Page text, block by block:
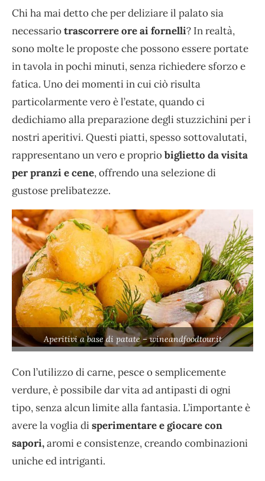
Chi ha mai detto che per deliziare il palato sia
necessariotrascorrere ore ai fornelli? In realtà,
sono molte le proposte che possono essere portate
in tavola in pochi minuti, senza richiedere sforzo e
fatica. Uno dei momenti in cui ciò risulta
particolarmente vero è l’estate, quando ci
dedichiamo alla preparazione degli stuzzichini per i
nostri aperitivi. Questi piatti, spesso sottovalutati,
rappresentano un vero e propriobiglietto da visita
per pranzi e cene, offrendo una selezione di
gustose prelibatezze.
Aperitivi a base di patate – wineandfoodtour.it
Con l’utilizzo di carne, pesce o semplicemente
verdure, è possibile dar vita ad antipasti di ogni
tipo, senza alcun limite alla fantasia. L’importante è
avere la voglia disperimentare e giocare con
sapori,aromi e consistenze, creando combinazioni
uniche ed intriganti.